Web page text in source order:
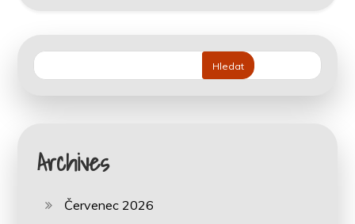
Hledat
Archives
Červenec 2026